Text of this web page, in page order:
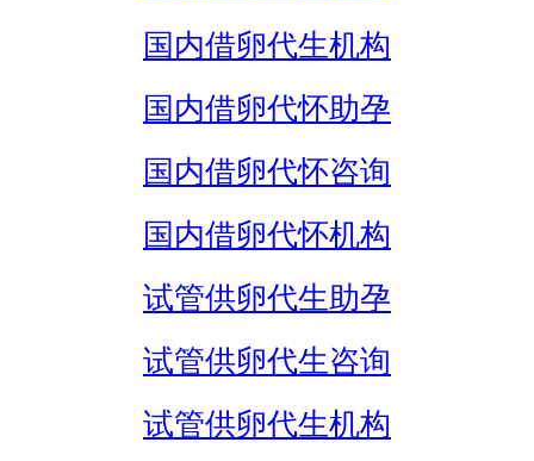
国内借卵代生机构
国内借卵代怀助孕
国内借卵代怀咨询
国内借卵代怀机构
试管供卵代生助孕
试管供卵代生咨询
试管供卵代生机构